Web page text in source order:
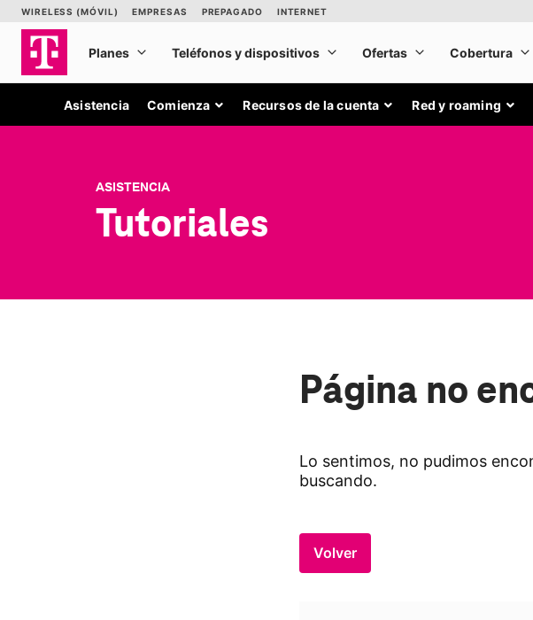
Asistencia Comienza Recursos de la cuenta Red y roaming
ASISTENCIA
Tutoriales